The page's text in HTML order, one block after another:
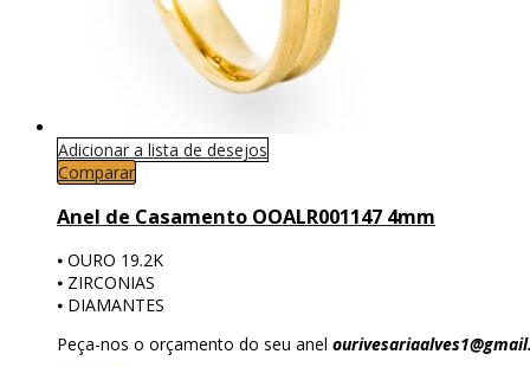
Adicionar a lista de desejos
Comparar
Anel de Casamento OOALR001147 4mm
⦁ OURO 19.2K
⦁ ZIRCONIAS
⦁ DIAMANTES
Peça-nos o orçamento do seu anel